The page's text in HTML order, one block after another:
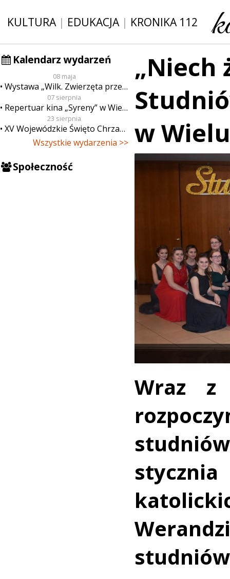
KULTURA| EDUKACJA| KRONIKA 112
Kalendarz wydarzeń
08 maja
Wystawa „Wilk. Zwierzęta przeklęte”
07 sierpnia
Repertuar kina „Syreny” w Wieluniu w dn. od 7 do 13 sierpnia
23 sierpnia
XV Wojewódzkie Święto Chrzanu
Wszystkie wydarzenia >>
Społeczność
„Niech
w
Wraz z